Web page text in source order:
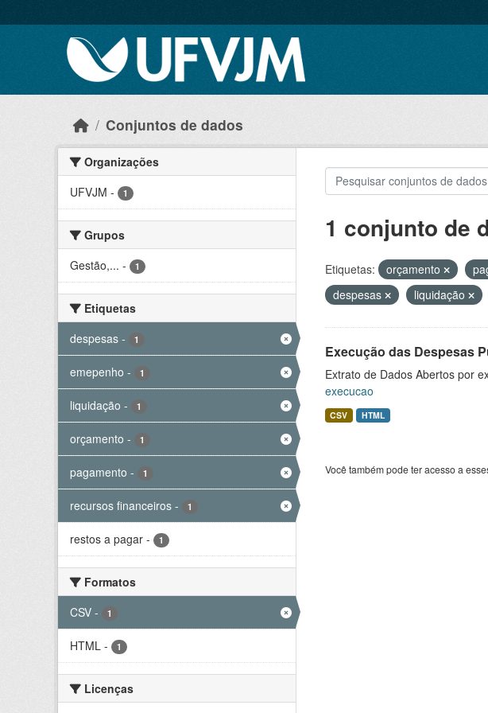
Conjuntos de dados
Organizações
UFVJM - 1
Grupos
Gestão,... - 1
Etiquetas
despesas - 1
emepenho - 1
liquidação - 1
orçamento - 1
pagamento - 1
recursos financeiros - 1
restos a pagar - 1
Formatos
CSV - 1
HTML - 1
Licenças
1 conjunto de
Etiquetas: orçamento
despesas
liquidação
Execução das Despesas
Extrato de Dados Abertos por
execucao
CSV HTML
Você também pode ter acesso a